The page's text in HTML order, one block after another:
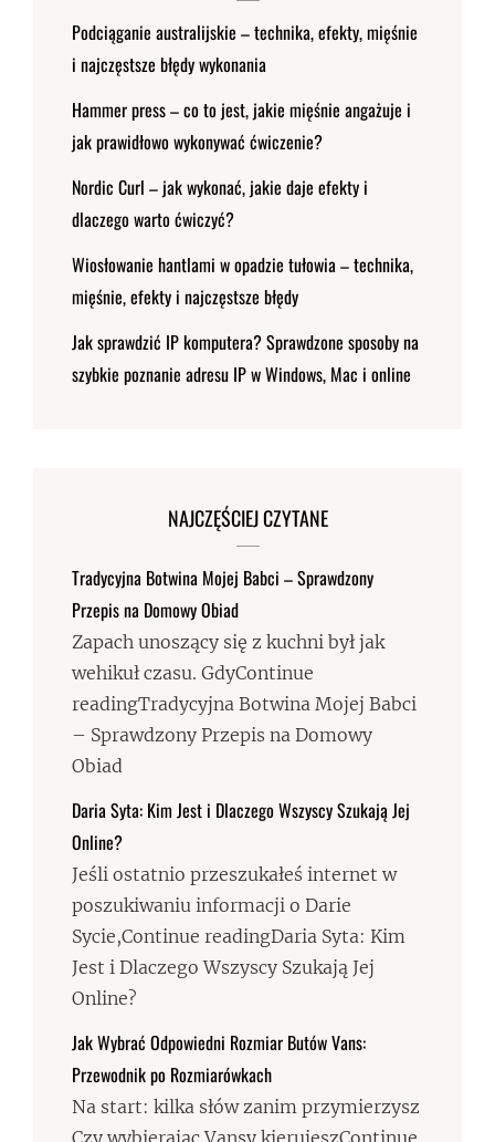
Podciąganie australijskie – technika, efekty, mięśnie
i najczęstsze błędy wykonania
Hammer press – co to jest, jakie mięśnie angażuje i
jak prawidłowo wykonywać ćwiczenie?
Nordic Curl – jak wykonać, jakie daje efekty i
dlaczego warto ćwiczyć?
Wiosłowanie hantlami w opadzie tułowia – technika,
mięśnie, efekty i najczęstsze błędy
Jak sprawdzić IP komputera? Sprawdzone sposoby na
szybkie poznanie adresu IP w Windows, Mac i online
NAJCZĘŚCIEJ CZYTANE
Tradycyjna Botwina Mojej Babci – Sprawdzony
Przepis na Domowy Obiad
Zapach unoszący się z kuchni był jak
wehikuł czasu. GdyContinue
readingTradycyjna Botwina Mojej Babci
– Sprawdzony Przepis na Domowy
Obiad
Daria Syta: Kim Jest i Dlaczego Wszyscy Szukają Jej
Online?
Jeśli ostatnio przeszukałeś internet w
poszukiwaniu informacji o Darie
Sycie,Continue readingDaria Syta: Kim
Jest i Dlaczego Wszyscy Szukają Jej
Online?
Jak Wybrać Odpowiedni Rozmiar Butów Vans:
Przewodnik po Rozmiarówkach
Na start: kilka słów zanim przymierzysz